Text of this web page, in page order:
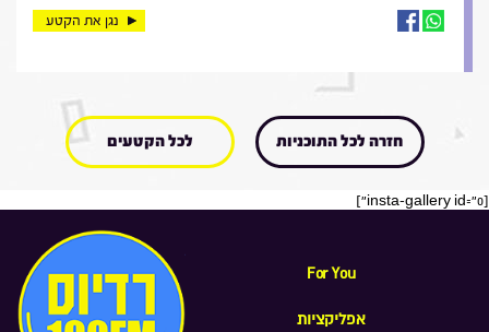
נגן את הקטע
חזרה לכל התוכניות לכל הקטעים
[insta-gallery id="0"]
For You
אפליקציות